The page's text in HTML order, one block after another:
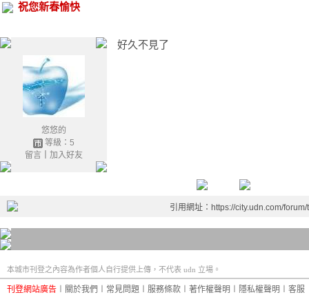
祝您新春愉快
悠悠的
等級：5
留言｜ 加入好友
好久不見了
引用網址：https://city.udn.com/
本城市刊登之內容為作者個人自行提供上傳，不代表 udn 立場。
刊登網站廣告 關於我們 常見問題 服務條款 著作權聲明 隱私權聲明 客服